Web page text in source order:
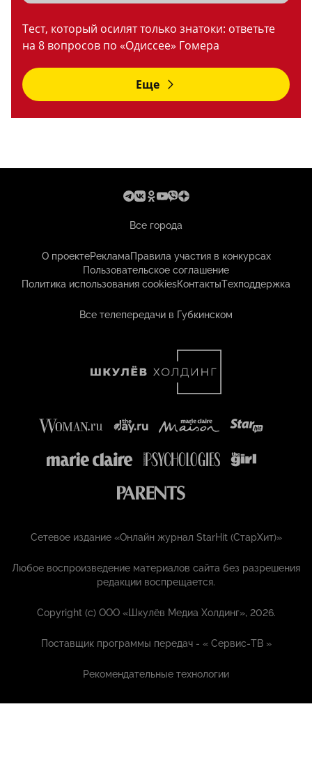
Тест, который осилят только знатоки: ответьте
на 8 вопросов по «Одиссее» Гомера
Еще
Все города
О проектеРекламаПравила участия в конкурсах
Пользовательское соглашение
Политика использования cookiesКонтактыТехподдержка
Все телепередачи в Губкинском
Сетевое издание «Онлайн журнал StarHit (СтарХит)»
Любое воспроизведение материалов сайта без разрешения
редакции воспрещается.
Copyright (с) ООО «Шкулёв Медиа Холдинг», 2026.
Поставщик программы передач - «Сервис-ТВ »
Рекомендательные технологии